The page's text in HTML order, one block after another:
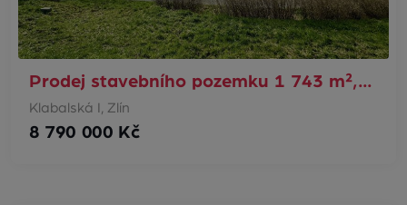
Prodej stavebního pozemku 1 743 m²,…
Klabalská I, Zlín
8 790 000 Kč